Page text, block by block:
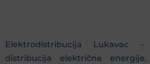
Elektrodistribucija Lukavac
distribucija električne